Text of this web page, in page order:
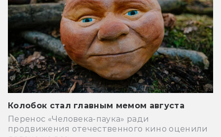
Колобок стал главным мемом августа
Перенос «Человека-паука» ради
продвижения отечественного кино оценили